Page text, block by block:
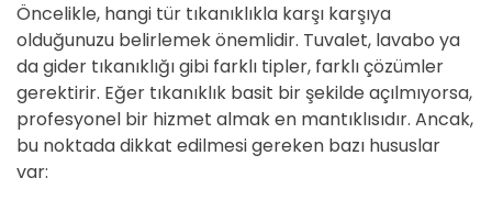
Öncelikle, hangi tür tıkanıklıkla karşı karşıya
olduğunuzu belirlemek önemlidir. Tuvalet, lavabo ya
da gider tıkanıklığı gibi farklı tipler, farklı çözümler
gerektirir. Eğer tıkanıklık basit bir şekilde açılmıyorsa,
profesyonel bir hizmet almak en mantıklısıdır. Ancak,
bu noktada dikkat edilmesi gereken bazı hususlar
var: